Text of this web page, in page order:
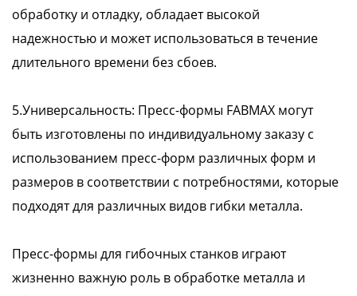
обработку и отладку, обладает высокой
надежностью и может использоваться в течение
длительного времени без сбоев.
5.Универсальность: Пресс-формы FABMAX могут
быть изготовлены по индивидуальному заказу с
использованием пресс-форм различных форм и
размеров в соответствии с потребностями, которые
подходят для различных видов гибки металла.
Пресс-формы для гибочных станков играют
жизненно важную роль в обработке металла и